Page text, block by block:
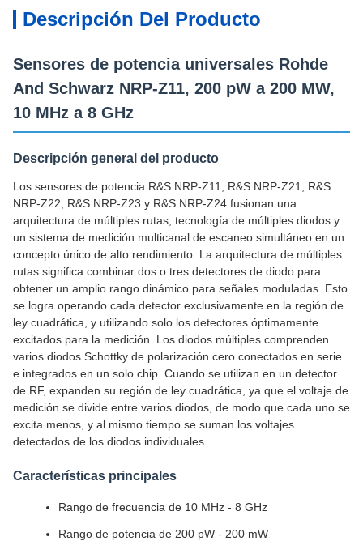
Descripción Del Producto
Sensores de potencia universales Rohde
And Schwarz NRP-Z11, 200 pW a 200 MW,
10 MHz a 8 GHz
Descripción general del producto
Los sensores de potencia R&S NRP-Z11, R&S NRP-Z21, R&S
NRP-Z22, R&S NRP-Z23 y R&S NRP-Z24 fusionan una
arquitectura de múltiples rutas, tecnología de múltiples diodos y
un sistema de medición multicanal de escaneo simultáneo en un
concepto único de alto rendimiento. La arquitectura de múltiples
rutas significa combinar dos o tres detectores de diodo para
obtener un amplio rango dinámico para señales moduladas. Esto
se logra operando cada detector exclusivamente en la región de
ley cuadrática, y utilizando solo los detectores óptimamente
excitados para la medición. Los diodos múltiples comprenden
varios diodos Schottky de polarización cero conectados en serie
e integrados en un solo chip. Cuando se utilizan en un detector
de RF, expanden su región de ley cuadrática, ya que el voltaje de
medición se divide entre varios diodos, de modo que cada uno se
excita menos, y al mismo tiempo se suman los voltajes
detectados de los diodos individuales.
Características principales
Rango de frecuencia de 10 MHz - 8 GHz
Rango de potencia de 200 pW - 200 mW